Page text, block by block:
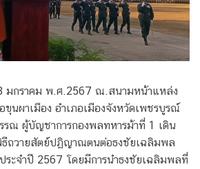
มกราคม พ.ศ.2567 ณ.สนามหน้าแหล่ง
นผาเมือง อำเภอเมืองจังหวัดเพชรบูรณ์
ณ ผู้บัญชาการกองพลทหารม้าที่ 1 เดิน
ธีถวายสัตย์ปฏิญาณตนต่อธงชัยเฉลิมพล
ระจำปี 2567 โดยมีการนำธงชัยเฉลิมพลที่